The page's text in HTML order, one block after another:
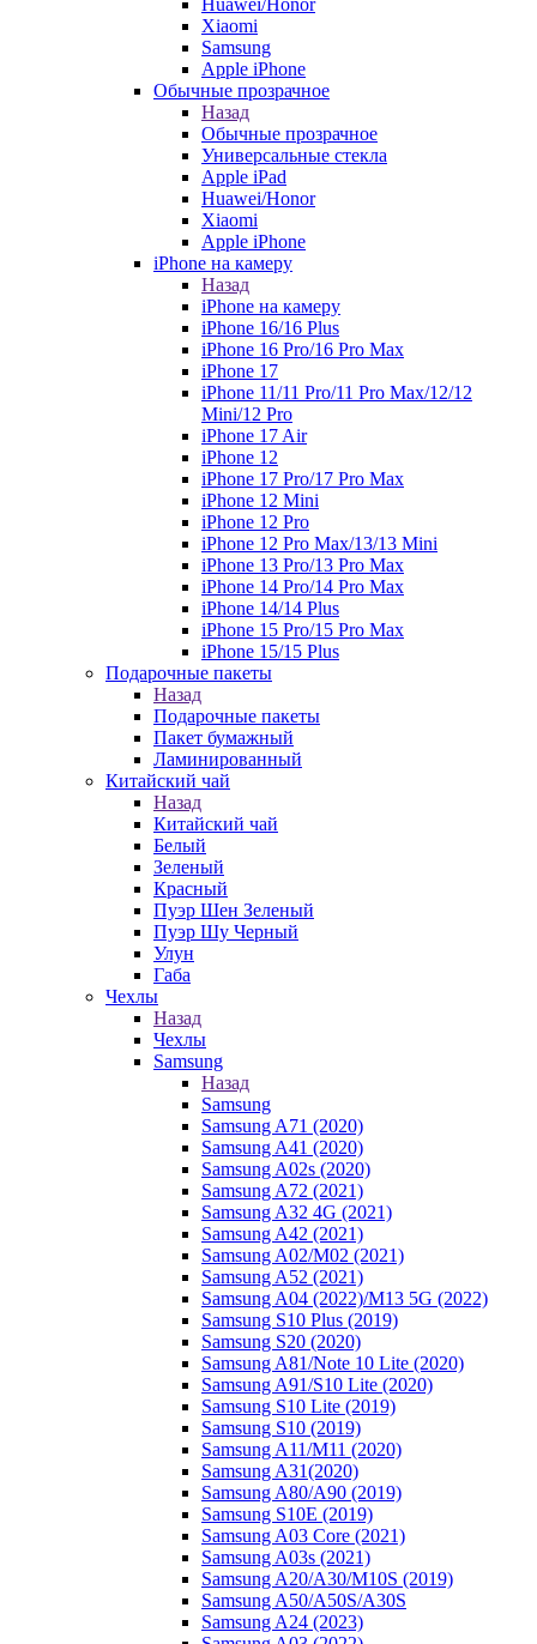
Huawei/Honor
Xiaomi
Samsung
Apple iPhone
Обычные прозрачное
Назад
Обычные прозрачное
Универсальные стекла
Apple iPad
Huawei/Honor
Xiaomi
Apple iPhone
iPhone на камеру
Назад
iPhone на камеру
iPhone 16/16 Plus
iPhone 16 Pro/16 Pro Max
iPhone 17
iPhone 11/11 Pro/11 Pro Max/12/12
Mini/12 Pro
iPhone 17 Air
iPhone 12
iPhone 17 Pro/17 Pro Max
iPhone 12 Mini
iPhone 12 Pro
iPhone 12 Pro Max/13/13 Mini
iPhone 13 Pro/13 Pro Max
iPhone 14 Pro/14 Pro Max
iPhone 14/14 Plus
iPhone 15 Pro/15 Pro Max
iPhone 15/15 Plus
Подарочные пакеты
Назад
Подарочные пакеты
Пакет бумажный
Ламинированный
Китайский чай
Назад
Китайский чай
Белый
Зеленый
Красный
Пуэр Шен Зеленый
Пуэр Шу Черный
Улун
Габа
Чехлы
Назад
Чехлы
Samsung
Назад
Samsung
Samsung A71 (2020)
Samsung A41 (2020)
Samsung A02s (2020)
Samsung A72 (2021)
Samsung A32 4G (2021)
Samsung A42 (2021)
Samsung A02/M02 (2021)
Samsung A52 (2021)
Samsung A04 (2022)/M13 5G (2022)
Samsung S10 Plus (2019)
Samsung S20 (2020)
Samsung A81/Note 10 Lite (2020)
Samsung A91/S10 Lite (2020)
Samsung S10 Lite (2019)
Samsung S10 (2019)
Samsung A11/M11 (2020)
Samsung A31(2020)
Samsung A80/A90 (2019)
Samsung S10E (2019)
Samsung A03 Core (2021)
Samsung A03s (2021)
Samsung A20/A30/M10S (2019)
Samsung A50/A50S/A30S
Samsung A24 (2023)